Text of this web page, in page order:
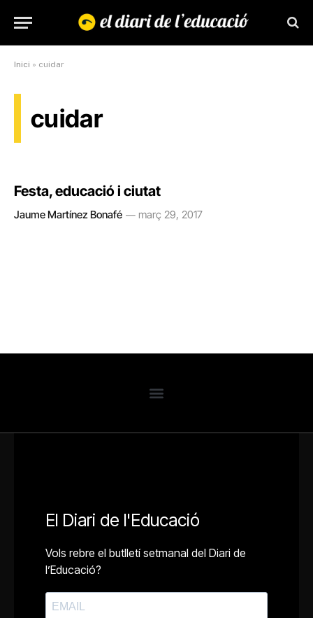
Inici » cuidar
cuidar
Festa, educació i ciutat
Jaume Martínez Bonafé març 29, 2017